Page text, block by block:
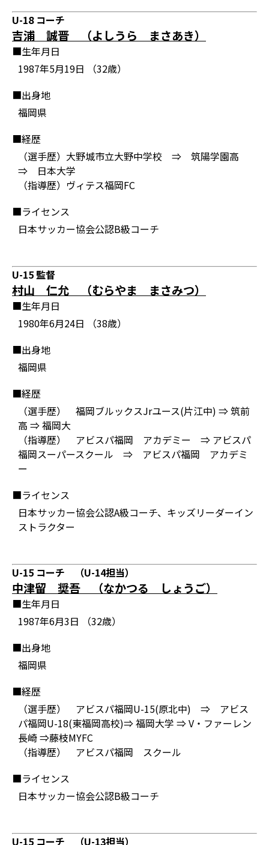
U-18 コーチ
吉浦 誠晋 （よしうら まさあき）
■生年月日
1987年5月19日 （32歳）
■出身地
福岡県
■経歴
（選手歴）大野城市立大野中学校 ⇒ 筑陽学園高
⇒ 日本大学
（指導歴）ヴィテス福岡FC
■ライセンス
日本サッカー協会公認B級コーチ
U-15 監督
村山 仁允 （むらやま まさみつ）
■生年月日
1980年6月24日 （38歳）
■出身地
福岡県
■経歴
（選手歴） 福岡ブルックスJrユース(片江中) ⇒ 筑前
高 ⇒ 福岡大
（指導歴） アビスパ福岡 アカデミー ⇒ アビスパ
福岡スーパースクール ⇒ アビスパ福岡 アカデミ
ー
■ライセンス
日本サッカー協会公認A級コーチ、キッズリーダーイン
ストラクター
U-15 コーチ （U-14担当）
中津留 奨吾 （なかつる しょうご）
■生年月日
1987年6月3日 （32歳）
■出身地
福岡県
■経歴
（選手歴） アビスパ福岡U-15(原北中) ⇒ アビス
パ福岡U-18(東福岡高校)⇒ 福岡大学 ⇒ V・ファーレン
長崎 ⇒藤枝MYFC
（指導歴） アビスパ福岡 スクール
■ライセンス
日本サッカー協会公認B級コーチ
U-15 コーチ （U-13担当）